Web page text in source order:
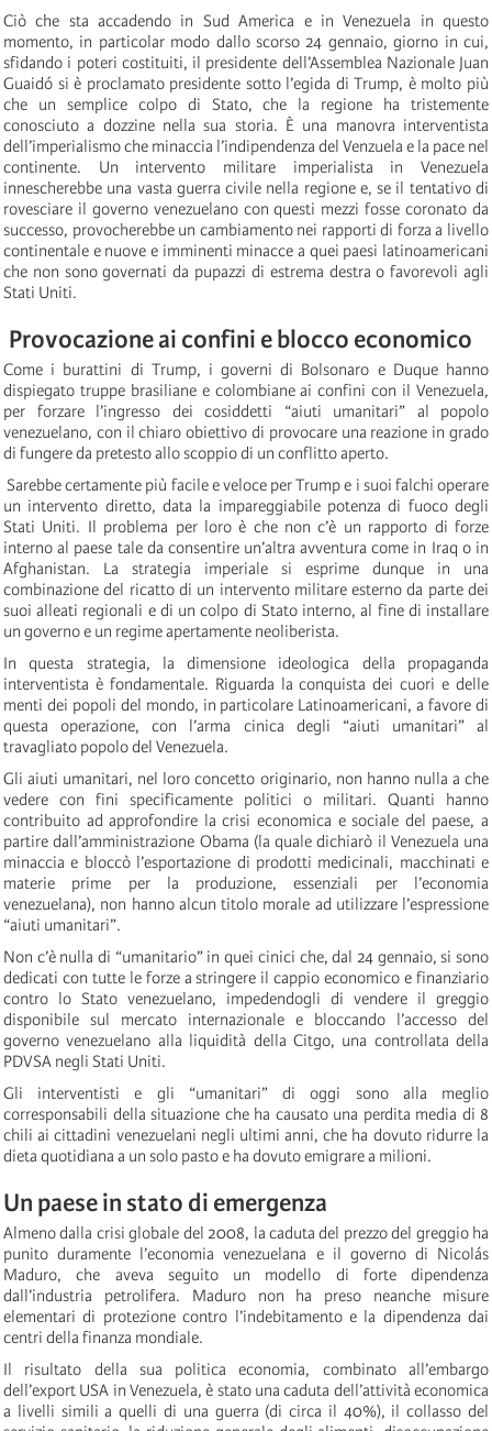
Ciò che sta accadendo in Sud America e in Venezuela in questo
momento, in particolar modo dallo scorso 24 gennaio, giorno in cui,
sfidando i poteri costituiti, il presidente dell’Assemblea Nazionale Juan
Guaidó si è proclamato presidente sotto l’egida di Trump, è molto più
che un semplice colpo di Stato, che la regione ha tristemente
conosciuto a dozzine nella sua storia. È una manovra interventista
dell’imperialismo che minaccia l’indipendenza del Venzuela e la pace nel
continente. Un intervento militare imperialista in Venezuela
innescherebbe una vasta guerra civile nella regione e, se il tentativo di
rovesciare il governo venezuelano con questi mezzi fosse coronato da
successo, provocherebbe un cambiamento nei rapporti di forza a livello
continentale e nuove e imminenti minacce a quei paesi latinoamericani
che non sono governati da pupazzi di estrema destra o favorevoli agli
Stati Uniti.
Provocazione ai confini e blocco economico
Come i burattini di Trump, i governi di Bolsonaro e Duque hanno
dispiegato truppe brasiliane e colombiane ai confini con il Venezuela,
per forzare l’ingresso dei cosiddetti “aiuti umanitari” al popolo
venezuelano, con il chiaro obiettivo di provocare una reazione in grado
di fungere da pretesto allo scoppio di un conflitto aperto.
Sarebbe certamente più facile e veloce per Trump e i suoi falchi operare
un intervento diretto, data la impareggiabile potenza di fuoco degli
Stati Uniti. Il problema per loro è che non c’è un rapporto di forze
interno al paese tale da consentire un’altra avventura come in Iraq o in
Afghanistan. La strategia imperiale si esprime dunque in una
combinazione del ricatto di un intervento militare esterno da parte dei
suoi alleati regionali e di un colpo di Stato interno, al fine di installare
un governo e un regime apertamente neoliberista.
In questa strategia, la dimensione ideologica della propaganda
interventista è fondamentale. Riguarda la conquista dei cuori e delle
menti dei popoli del mondo, in particolare Latinoamericani, a favore di
questa operazione, con l’arma cinica degli “aiuti umanitari” al
travagliato popolo del Venezuela.
Gli aiuti umanitari, nel loro concetto originario, non hanno nulla a che
vedere con fini specificamente politici o militari. Quanti hanno
contribuito ad approfondire la crisi economica e sociale del paese, a
partire dall’amministrazione Obama (la quale dichiarò il Venezuela una
minaccia e bloccò l’esportazione di prodotti medicinali, macchinati e
materie prime per la produzione, essenziali per l’economia
venezuelana), non hanno alcun titolo morale ad utilizzare l’espressione
“aiuti umanitari”.
Non c’è nulla di “umanitario” in quei cinici che, dal 24 gennaio, si sono
dedicati con tutte le forze a stringere il cappio economico e finanziario
contro lo Stato venezuelano, impedendogli di vendere il greggio
disponibile sul mercato internazionale e bloccando l’accesso del
governo venezuelano alla liquidità della Citgo, una controllata della
PDVSA negli Stati Uniti.
Gli interventisti e gli “umanitari” di oggi sono alla meglio
corresponsabili della situazione che ha causato una perdita media di 8
chili ai cittadini venezuelani negli ultimi anni, che ha dovuto ridurre la
dieta quotidiana a un solo pasto e ha dovuto emigrare a milioni.
Un paese in stato di emergenza
Almeno dalla crisi globale del 2008, la caduta del prezzo del greggio ha
punito duramente l’economia venezuelana e il governo di Nicolás
Maduro, che aveva seguito un modello di forte dipendenza
dall’industria petrolifera. Maduro non ha preso neanche misure
elementari di protezione contro l’indebitamento e la dipendenza dai
centri della finanza mondiale.
Il risultato della sua politica economia, combinato all’embargo
dell’export USA in Venezuela, è stato una caduta dell’attività economica
a livelli simili a quelli di una guerra (di circa il 40%), il collasso del